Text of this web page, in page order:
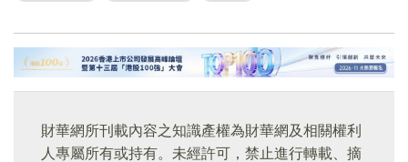
財華網所刊載內容之知識產權為財華網及相關權利
人專屬所有或持有。未經許可，禁止進行轉載、摘